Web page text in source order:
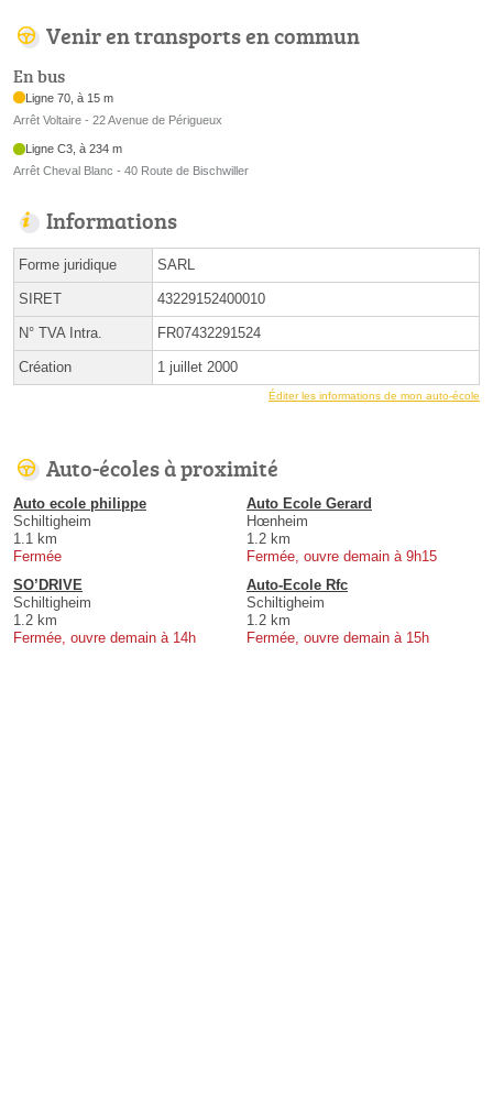
Venir en transports en commun
En bus
Ligne 70, à 15 m
Arrêt Voltaire - 22 Avenue de Périgueux
Ligne C3, à 234 m
Arrêt Cheval Blanc - 40 Route de Bischwiller
Informations
Forme juridique SARL
SIRET 43229152400010
N° TVA Intra. FR07432291524
Création 1 juillet 2000
Éditer les informations de mon auto-école
Auto-écoles à proximité
Auto ecole philippe
Schiltigheim
1.1 km
Fermée
Auto Ecole Gerard
Hœnheim
1.2 km
Fermée, ouvre demain à 9h15
SO’DRIVE
Schiltigheim
1.2 km
Fermée, ouvre demain à 14h
Auto-Ecole Rfc
Schiltigheim
1.2 km
Fermée, ouvre demain à 15h